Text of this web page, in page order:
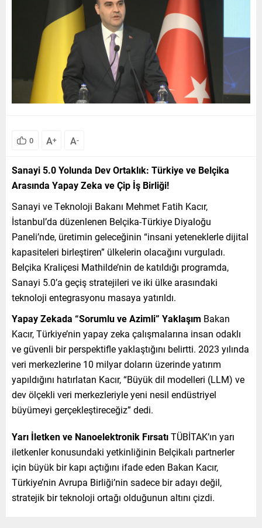
0 A+ A-
Sanayi 5.0 Yolunda Dev Ortaklık: Türkiye ve Belçika
Arasında Yapay Zeka ve Çip İş Birliği!
Sanayi ve Teknoloji Bakanı Mehmet Fatih Kacır,
İstanbul’da düzenlenen Belçika-Türkiye Diyaloğu
Paneli’nde, üretimin geleceğinin “insani yeteneklerle dijital
kapasiteleri birleştiren” ülkelerin olacağını vurguladı.
Belçika Kraliçesi Mathilde’nin de katıldığı programda,
Sanayi 5.0’a geçiş stratejileri ve iki ülke arasındaki
teknoloji entegrasyonu masaya yatırıldı.
Yapay Zekada “Sorumlu ve Azimli” Yaklaşım Bakan
Kacır, Türkiye’nin yapay zeka çalışmalarına insan odaklı
ve güvenli bir perspektifle yaklaştığını belirtti. 2023 yılında
veri merkezlerine 10 milyar doların üzerinde yatırım
yapıldığını hatırlatan Kacır, “Büyük dil modelleri (LLM) ve
dev ölçekli veri merkezleriyle yeni nesil endüstriyel
büyümeyi gerçekleştireceğiz” dedi.
Yarı İletken ve Nanoelektronik FırsatıTÜBİTAK’ın yarı
iletkenler konusundaki yetkinliğinin Belçikalı partnerler
için büyük bir kapı açtığını ifade eden Bakan Kacır,
Türkiye’nin Avrupa Birliği’nin sadece bir adayı değil,
stratejik bir teknoloji ortağı olduğunun altını çizdi.